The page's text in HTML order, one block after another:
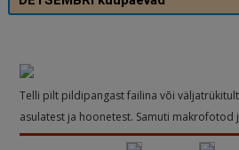
Telli pilt pildipangast failina või
asulatest ja hoonetest. Samuti